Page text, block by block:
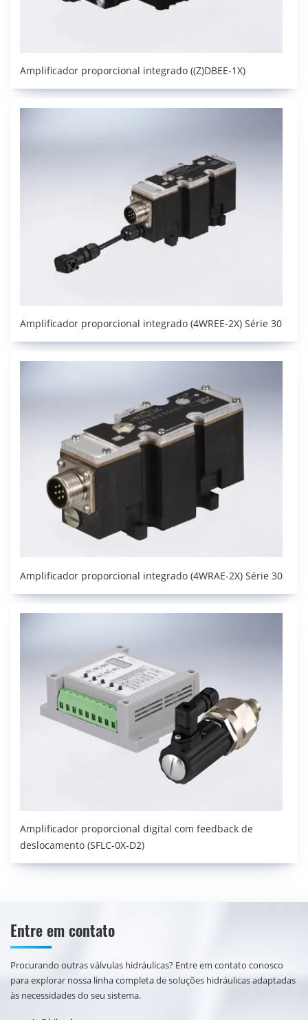
Amplificador proporcional integrado ((Z)DBEE-1X)
Amplificador proporcional integrado (4WREE-2X) Série 30
Amplificador proporcional integrado (4WRAE-2X) Série 30
Amplificador proporcional digital com feedback de
deslocamento (SFLC-0X-D2)
Entre em contato
Procurando outras válvulas hidráulicas? Entre em contato conosco
para explorar nossa linha completa de soluções hidráulicas adaptadas
às necessidades do seu sistema.